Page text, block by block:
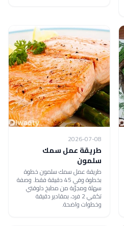
2026-07-08
طريقة عمل سمك
سلمون
طريقة عمل سمك سلمون خطوة
بخطوة وفي 45 دقيقة فقط. وصفة
سهلة ومجرّبة من مطبخ دلوقتي
تكفي 2 فرد، بمقادير دقيقة
وخطوات واضحة.